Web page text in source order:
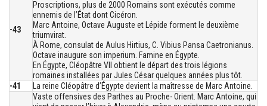
-43
Proscriptions, plus de 2000 Romains sont exécutés comme
ennemis de l’État dont Cicéron.
Marc Antoine, Octave Auguste et Lépide forment le deuxième
triumvirat.
À Rome, consulat de Aulus Hirtius, C. Vibius Pansa Caetronianus.
Octave inaugure son imperium. Famine en Égypte.
En Égypte, Cléopâtre VII obtient le départ des trois légions
romaines installées par Jules César quelques années plus tôt.
-41
La reine Cléopâtre d’Égypte devient la maîtresse de Marc Antoine.
Vaste offensives des Parthes au Proche- Orient. Marc Antoine, qui